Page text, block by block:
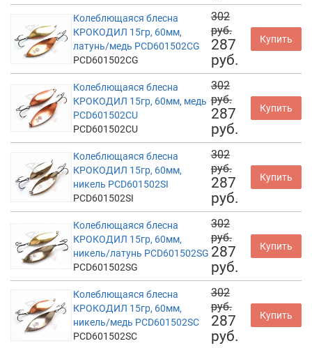
Колеблющаяся блесна
КРОКОДИЛ 15гр, 60мм,
латунь/медь PCD601502CG
PCD601502CG
302
руб.
287
руб.
Купить
Колеблющаяся блесна
КРОКОДИЛ 15гр, 60мм, медь
PCD601502CU
PCD601502CU
302
руб.
287
руб.
Купить
Колеблющаяся блесна
КРОКОДИЛ 15гр, 60мм,
никель PCD601502SI
PCD601502SI
302
руб.
287
руб.
Купить
Колеблющаяся блесна
КРОКОДИЛ 15гр, 60мм,
никель/латунь PCD601502SG
PCD601502SG
302
руб.
287
руб.
Купить
Колеблющаяся блесна
КРОКОДИЛ 15гр, 60мм,
никель/медь PCD601502SC
PCD601502SC
302
руб.
287
руб.
Купить